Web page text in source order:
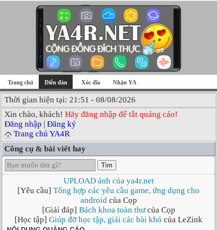
Trang chủ Diễn đàn Xóc đĩa Nhận YA
Thời gian hiện tại: 21:51 - 08/08/2026
Xin chào, khách! Hãy đăng nhập để tắt quảng cáo!
Đăng nhập | Đăng ký
Trang chủ YA4R
Công cụ & bài viết hay
Tìm
UPLOAD ảnh của ya4r.net
[Yêu cầu] Tổng hợp các yêu cầu game, ứng dụng cho
androidcủa Cọp
[Giải đáp] Bách khoa toàn thưcủa Cọp
[Học tập] Giúp đỡ học tập, giải các bài khó của LeZink